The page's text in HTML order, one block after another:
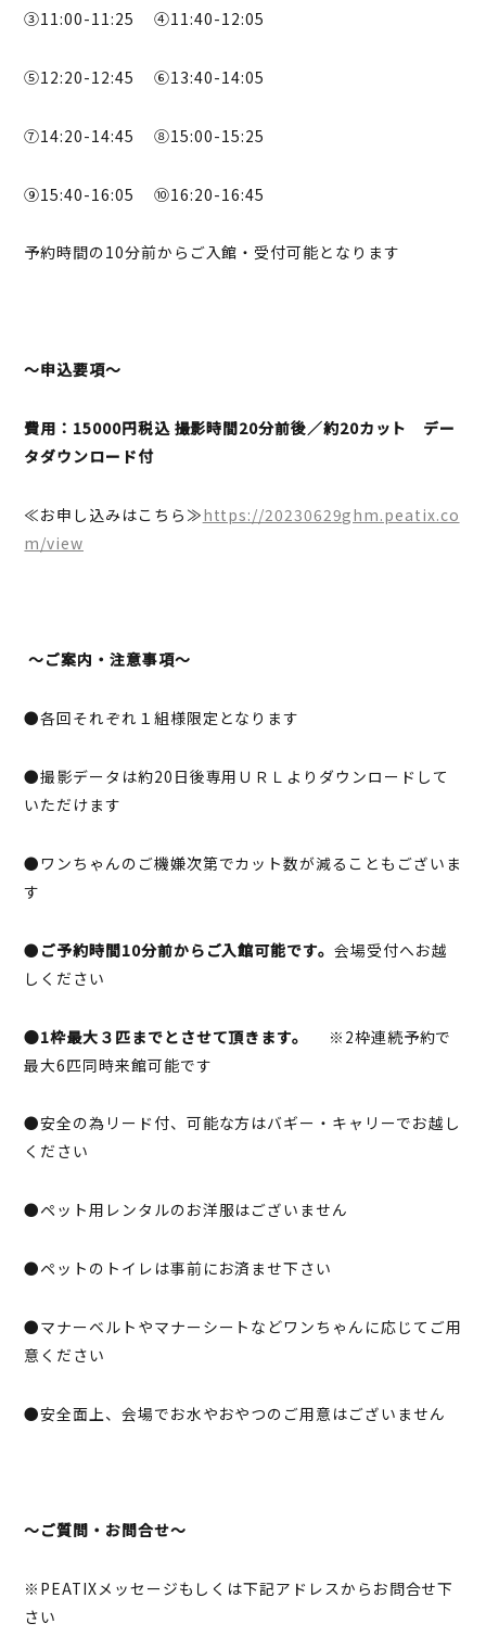
③11:00-11:25 ④11:40-12:05
⑤12:20-12:45 ⑥13:40-14:05
⑦14:20-14:45 ⑧15:00-15:25
⑨15:40-16:05 ⑩16:20-16:45
予約時間の10分前からご入館・受付可能となります
～申込要項～
費用：15000円税込 撮影時間20分前後／約20カット デー
タダウンロード付
≪お申し込みはこちら≫https://20230629ghm.peatix.co
m/view
～ご案内・注意事項～
●各回それぞれ１組様限定となります
●撮影データは約20日後専用ＵＲＬよりダウンロードして
いただけます
●ワンちゃんのご機嫌次第でカット数が減ることもございま
す
● ご予約時間10分前からご入館可能です。 会場受付へお越
しください
●1枠最大３匹までとさせて頂きます。
※2枠連続予約で
最大6匹同時来館可能です
●安全の為リード付、可能な方はバギー・キャリーでお越し
ください
●ペット用レンタルのお洋服はございません
●ペットのトイレは事前にお済ませ下さい
●マナーベルトやマナーシートなどワンちゃんに応じてご用
意ください
●安全面上、会場でお水やおやつのご用意はございません
～ご質問・お問合せ～
※PEATIXメッセージもしくは下記アドレスからお問合せ下
さい